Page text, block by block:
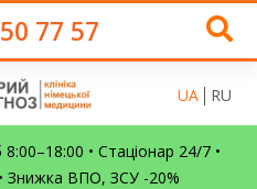
77 57
UA RU
8:00–18:00 • Стаціонар 24/7 •
Знижка ВПО, ЗСУ -20%